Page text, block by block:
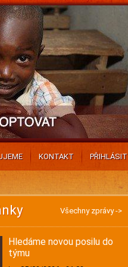
KONTAKT PŘIHLÁSIT
Všechny zprávy ->
Hledáme novou posilu do
týmu